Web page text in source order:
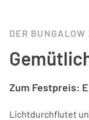
DER
Zum Festpreis:
Lichtdurchflutet